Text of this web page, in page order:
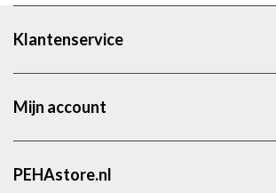
Klantenservice
Mijn account
PEHAstore.nl